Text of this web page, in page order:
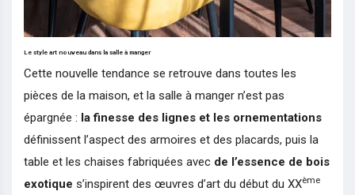
Le style art nouveau dans la salle à manger
Cette nouvelle tendance se retrouve dans toutes les
pièces de la maison, et la salle à manger n’est pas
épargnée : la finesse des lignes et les ornementations
définissent l’aspect des armoires et des placards, puis la
table et les chaises fabriquées avec de l’essence de bois
exotique s’inspirent des œuvres d’art du début du XXème